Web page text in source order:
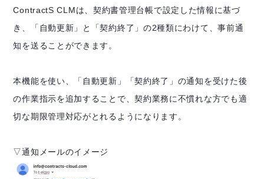
ContractS CLMは、契約書管理台帳で設定した情報に基づ
き、「自動更新」と「契約終了」の2種類にわけて、事前通
知を送ることができます。
本機能を使い、「自動更新」「契約終了」の通知を受けた後
の作業指示を追加することで、契約業務に不慣れな方でも適
切な期限管理対応がとれるようになります。
▽通知メールのイメージ